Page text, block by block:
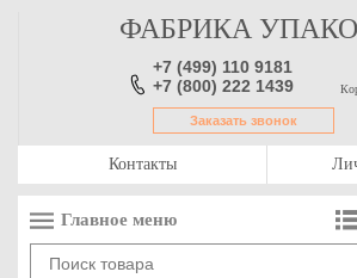
ФАБРИКА
+7 (499) 110 9181
+7 (800) 222 1439
Заказать звонок
Контакты
Главное меню